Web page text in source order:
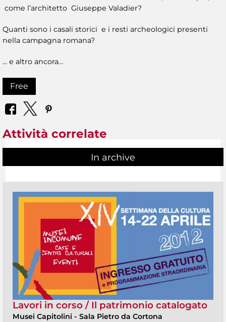
come l’architetto Giuseppe Valadier?
Quanti sono i casali storici e i resti archeologici presenti
nella campagna romana?
… e altro ancora…
Free
Attività correlate
In archive
Lavori in corso / Il patrimonio catalogato
Musei Capitolini - Sala Pietro da Cortona